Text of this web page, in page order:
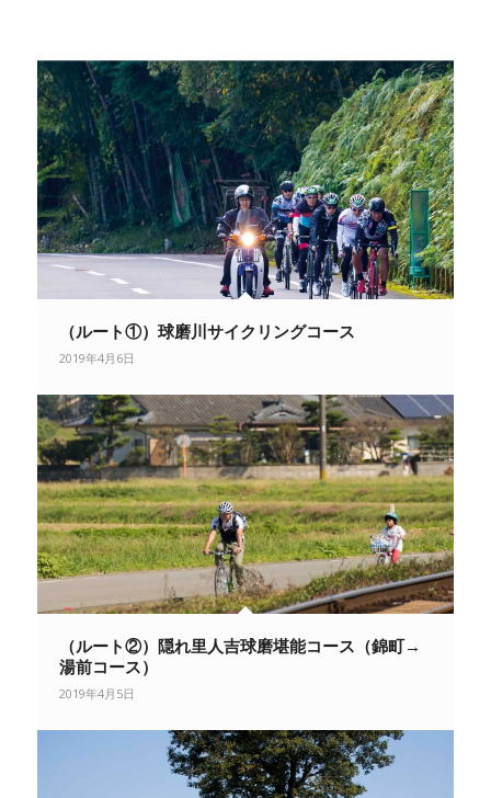
（ルート①）球磨川サイクリングコース
2019年4月6日
（ルート②）隠れ里人吉球磨堪能コース（錦町→
湯前コース）
2019年4月5日